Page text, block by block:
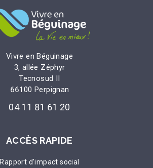
Vivre en Béguinage
3, allée Zéphyr
Tecnosud II
66100 Perpignan
04 11 81 61 20
ACCÈS RAPIDE
Rapport d'impact social